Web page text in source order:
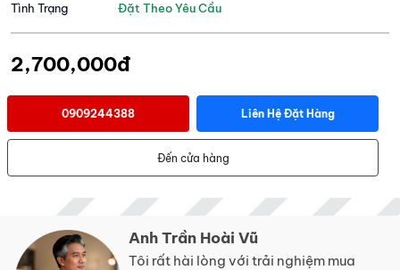
Tình Trạng Đặt Theo Yêu Cầu
2,700,000đ
0909244388 Liên Hệ Đặt Hàng
Đến cửa hàng
Anh Trần Hoài Vũ
Tôi rất hài lòng với trải nghiệm mua